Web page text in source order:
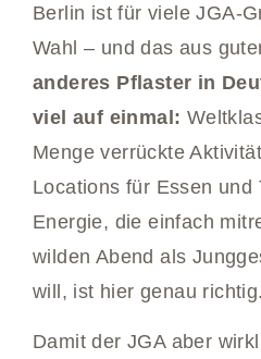
Berlin ist für viele JGA-
Wahl – und das aus
anderes Pflaster in
viel auf einmal:
Menge verrückte
Locations für Essen und
Energie, die einfach
wilden Abend als
will, ist hier genau richtig.
Damit der JGA aber